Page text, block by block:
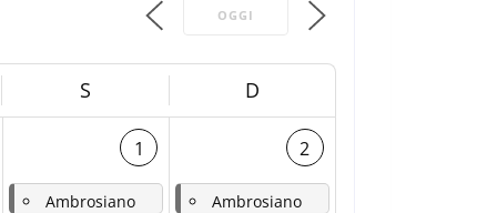
OGGI
S D
1
Ambrosiano
2
Ambrosiano